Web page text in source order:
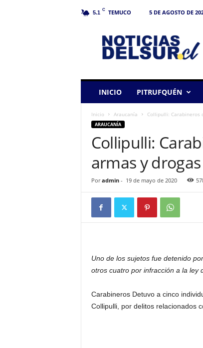
5.1 C TEMUCO 5 DE AGOSTO DE
INICIO PITRUFQUÉN
Inicio Araucanía Collipulli: Carabineros
ARAUCANÍA
Collipulli:
armas y drogas
Por admin- 19 de mayo de 2020
Uno de los sujetos fue detenido
otros cuatro por infracción a la ley
Carabineros Detuvo a cinco
Collipulli, por delitos relacionados